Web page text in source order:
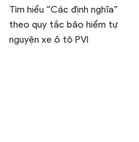
Tìm hiểu “Các định nghĩa”
theo quy tắc bảo hiểm tự
nguyện xe ô tô PVI